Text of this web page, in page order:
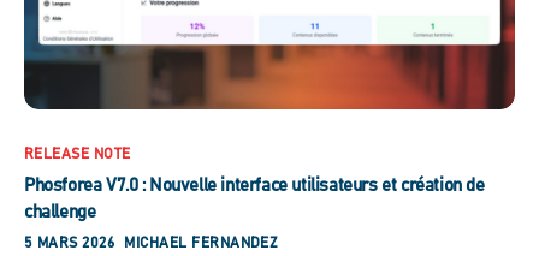
RELEASE NOTE
Phosforea V7.0 : Nouvelle interface utilisateurs et création de
challenge
5 MARS 2026 MICHAEL FERNANDEZ